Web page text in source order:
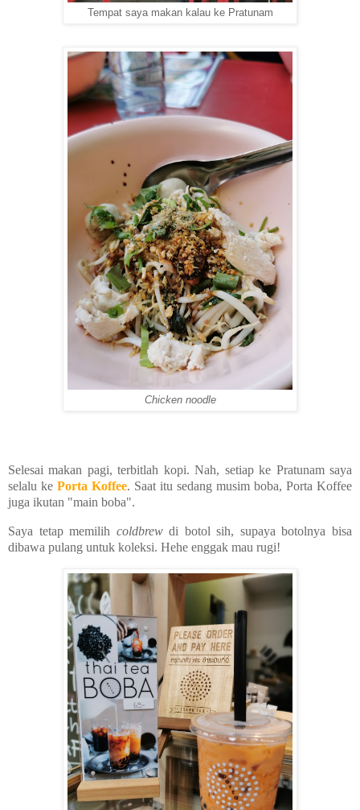
Tempat saya makan kalau ke Pratunam
Chicken noodle
Selesai makan pagi, terbitlah kopi. Nah, setiap ke Pratunam saya
selalu ke Porta Koffee. Saat itu sedang musim boba, Porta Koffee
juga ikutan "main boba".
Saya tetap memilih coldbrewdi botol sih, supaya botolnya bisa
dibawa pulang untuk koleksi. Hehe enggak mau rugi!